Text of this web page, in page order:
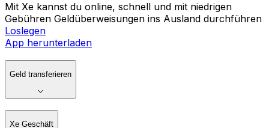
Mit Xe kannst du online, schnell und mit niedrigen
Gebühren Geldüberweisungen ins Ausland durchführen
Loslegen
App herunterladen
Geld transferieren
Xe Geschäft